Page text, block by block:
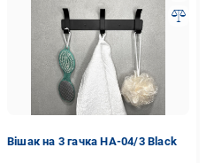
Вішак на 3 гачка HA-04/3 Black